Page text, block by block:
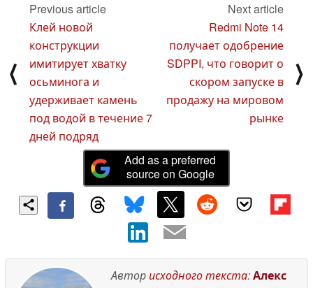
⟨
Previous article
Клей новой
конструкции
имитирует хватку
осьминога и
удерживает камень
под водой в течение 7
дней подряд
Next article
Redmi Note 14
получает одобрение
SDPPI, что говорит о
скором запуске в
продажу на мировом
рынке
⟩
Add as a preferred
source on Google
Авторисходного текста:Алекс